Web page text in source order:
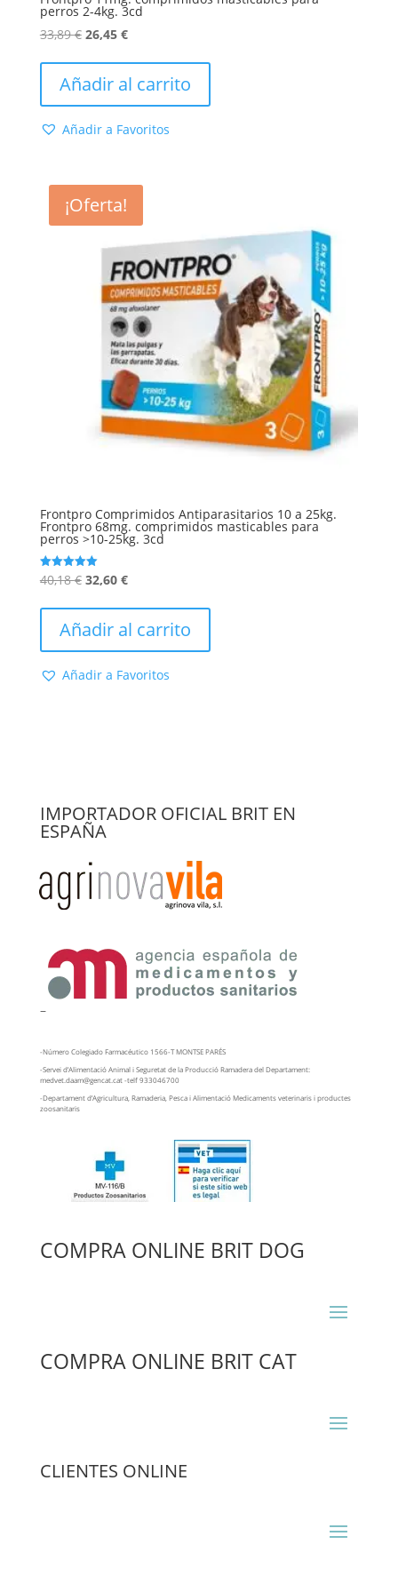
perros 2-4kg. 3cd
33,89€ El
original
era:
26,45 €El
actual
es:
Añadir al carrito
Añadir a Favoritos
¡Oferta!
Frontpro Comprimidos Antiparasitarios 10 a 25kg.
Frontpro 68mg. comprimidos masticables para
perros >10-25kg. 3cd
Valorado
con
de 5
40,18€ El
original
era:
32,60 €El
actual
es:
Añadir al carrito
Añadir a Favoritos
IMPORTADOR OFICIAL BRIT EN
ESPAÑA
–
-Número Colegiado Farmacéutico 1566-T MONTSE PARÉS
-Servei d’Alimentació Animal i Seguretat de la Producció Ramadera del Departament:
medvet.daam@gencat.cat -telf 933046700
-Departament d’Agricultura, Ramaderia, Pesca i Alimentació Medicaments veterinaris i productes
zoosanitaris
COMPRA ONLINE BRIT DOG
COMPRA ONLINE BRIT CAT
CLIENTES ONLINE